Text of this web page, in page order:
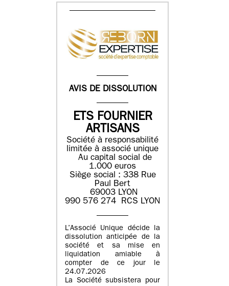
AVIS DE DISSOLUTION
ETS FOURNIER
ARTISANS
Société à responsabilité
limitée à associé unique
Au capital social de
1.000 euros
Siège social : 338 Rue
Paul Bert
69003 LYON
990 576 274 RCS LYON
L’Associé Unique décide la
dissolution anticipée de la
société et sa mise en
liquidation amiable à
compter de ce jour le
24.07.2026
La Société subsistera pour